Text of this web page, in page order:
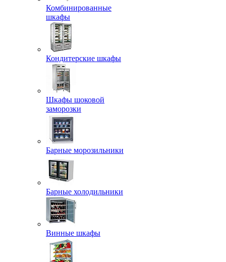
Комбинированные
шкафы
Кондитерские шкафы
Шкафы шоковой
заморозки
Барные морозильники
Барные холодильники
Винные шкафы